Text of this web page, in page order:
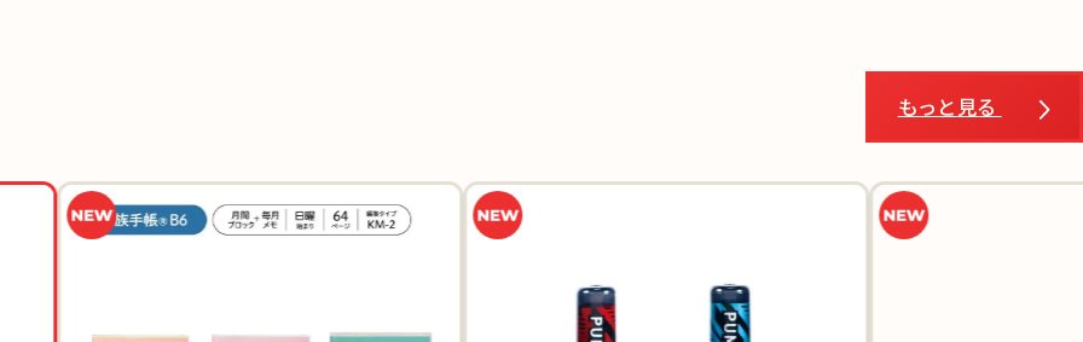
もっと見る